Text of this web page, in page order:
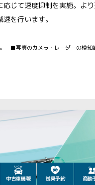
応じて速度抑制を実施。よ
を行います。
■写真のカメラ・レーダーの検知
中古車情報 試乗予約 商談